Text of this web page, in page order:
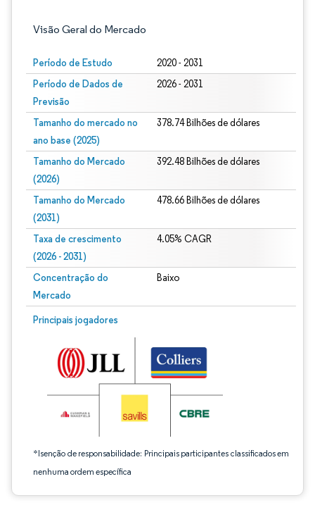
Visão Geral do Mercado
Período de Estudo 2020 - 2031
Período de Dados de
Previsão
2026 - 2031
Tamanho do mercado no
ano base (2025)
378.74 Bilhões de dólares
Tamanho do Mercado
(2026)
392.48 Bilhões de dólares
Tamanho do Mercado
(2031)
478.66 Bilhões de dólares
Taxa de crescimento
(2026 - 2031)
4.05% CAGR
Concentração do
Mercado
Baixo
Principais jogadores
*Isenção de responsabilidade: Principais participantes classificados em
nenhuma ordem específica
Imagem © Mordor Intelligence. O reuso requer atribuição conforme CC BY 4.0.